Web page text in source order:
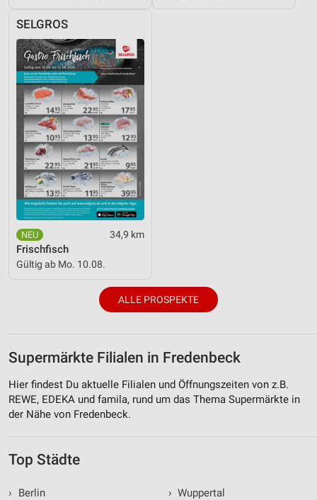
SELGROS
34,9 km
Frischfisch
Gültig ab Mo. 10.08.
ALLE PROSPEKTE
Supermärkte Filialen in Fredenbeck
Hier findest Du aktuelle Filialen und Öffnungszeiten von z.B.
REWE, EDEKA und famila, rund um das Thema Supermärkte in
der Nähe von Fredenbeck.
Top Städte
›
Berlin
› Wuppertal